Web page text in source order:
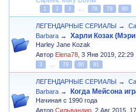
1 2 3 78 79 80
ЛЕГЕНДАРНЫЕ СЕРИАЛЫ →
Barbara → Харли Козак
Harley Jane Kozak
Автор Elena78 ,3 Янв 2019, 22:29
3
79 80 81
ЛЕГЕНДАРНЫЕ СЕРИАЛЫ →
Barbara → Когда Мейсона
Начиная с 1990 года
АвторСильвандир ,2 Авг 2015,